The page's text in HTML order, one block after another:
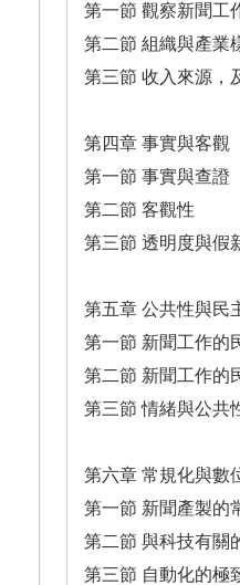
第一節 觀察新聞工
第二節 組織與產業
第三節 收入來源，
第四章 事實與客觀
第一節 事實與查證
第二節 客觀性
第三節 透明度與假
第五章 公共性與民
第一節 新聞工作的
第二節 新聞工作的
第三節 情緒與公共
第六章 常規化與數
第一節 新聞產製的
第二節 與科技有關
第三節 自動化的極